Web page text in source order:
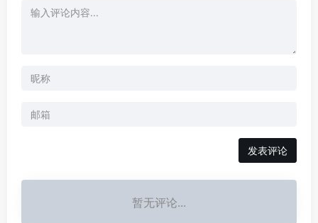
发表评论
暂无评论...